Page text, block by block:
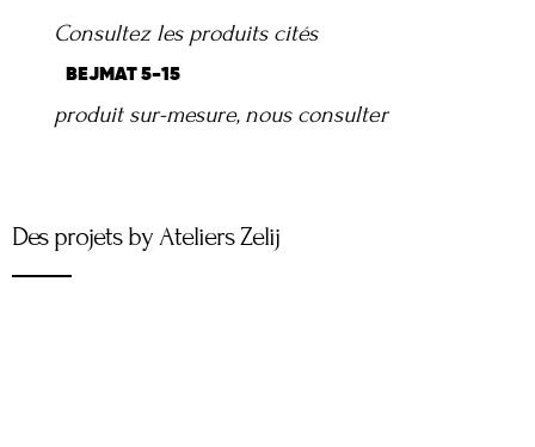
Consultez les produits cités
BEJMAT 5-15
produit sur-mesure, nous consulter
Des projets by Ateliers Zelij